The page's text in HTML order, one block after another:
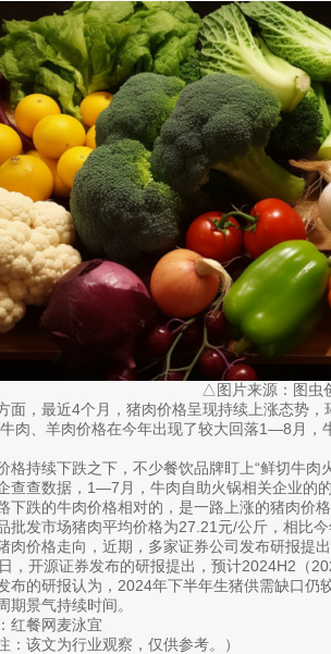
△图片来源：图虫
，最近4个月，猪肉价格呈现持续上涨态势，
肉、羊肉价格在今年出现了较大回落1—8月，
持续下跌之下，不少餐饮品牌盯上“鲜切牛肉
查查数据，1—7月，牛肉自助火锅相关企业的
跌的牛肉价格相对的，是一路上涨的猪肉价
批发市场猪肉平均价格为27.21元/公斤，相比
价格走向，近期，多家证券公司发布研报提出
开源证券发布的研报提出，预计2024H2（
布的研报认为，2024年下半年生猪供需缺口仍
期景气持续时间。
餐网麦泳宜
该文为行业观察，仅供参考。）